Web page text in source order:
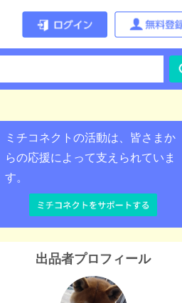
ミチコネクトの活動は、皆さまか
らの応援によって支えられていま
す。
出品者プロフィール